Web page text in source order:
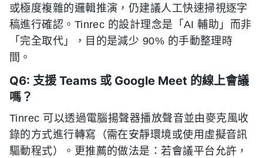
或極度複雜的邏輯推演，仍建議人工快速掃視逐字
稿進行確認。Tinrec 的設計理念是「AI 輔助」而非
「完全取代」，目的是減少 90% 的手動整理時
間。
Q6: 支援 Teams 或 Google Meet 的線上會議
嗎？
Tinrec 可以透過電腦揚聲器播放聲音並由麥克風收
錄的方式進行轉寫（需在安靜環境或使用虛擬音訊
驅動程式）。更推薦的做法是：若會議平台允許，